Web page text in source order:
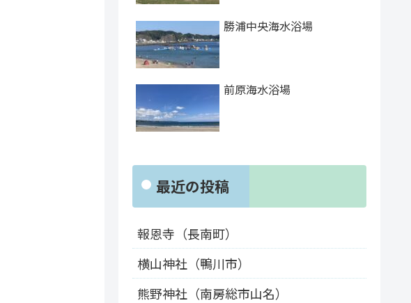
勝浦中央海水浴場
前原海水浴場
最近の投稿
報恩寺（長南町）
横山神社（鴨川市）
熊野神社（南房総市山名）